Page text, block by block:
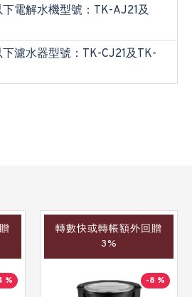
電解水機型號：TK-AJ21及
濾水器型號：TK-CJ21及TK-
%
轉數快或轉帳額外回贈
3%
-8 %